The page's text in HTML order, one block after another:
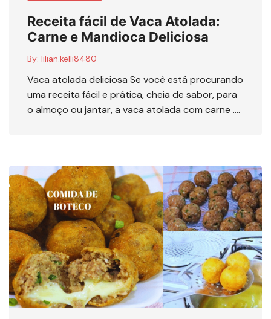
Receita fácil de Vaca Atolada:
Carne e Mandioca Deliciosa
By: lilian.kelli8480
Vaca atolada deliciosa Se você está procurando
uma receita fácil e prática, cheia de sabor, para
o almoço ou jantar, a vaca atolada com carne ….